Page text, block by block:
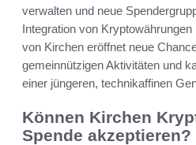
verwalten und neue
Integration von
von Kirchen eröffnet neue
gemeinnützigen Aktivitäten und
einer jüngeren, technikaffinen
Können Kirchen
Spende akzeptieren?